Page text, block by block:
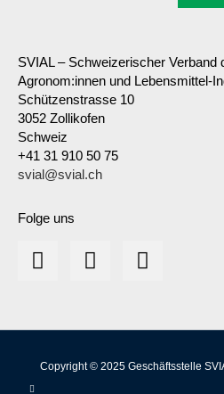
SVIAL – Schweizerischer Verband
Agronom:innen und Lebensmittel-
Schützenstrasse 10
3052 Zollikofen
Schweiz
+41 31 910 50 75
svial@svial.ch
Folge uns
Copyright © 2025 Geschäftsstelle